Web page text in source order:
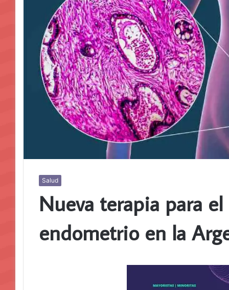
Salud
Nueva terapia para
endometrio en la